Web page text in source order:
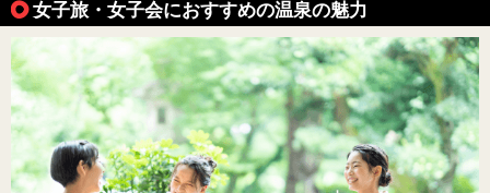
女子旅・女子会におすすめの温泉の魅力